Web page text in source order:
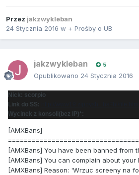
Przez jakzwykleban
24 Stycznia 2016 w + Prośby o UB
jakzwykleban 5
Opublikowano 24 Stycznia 2016
Nick: scorpio
Link do SS:
Wycinek z konsoli(bez IP)*:
[AMXBans]
[AMXBans] You have been banned from
[AMXBans] You can complain about
[AMXBans] Reason: 'Wrzuc screeny na